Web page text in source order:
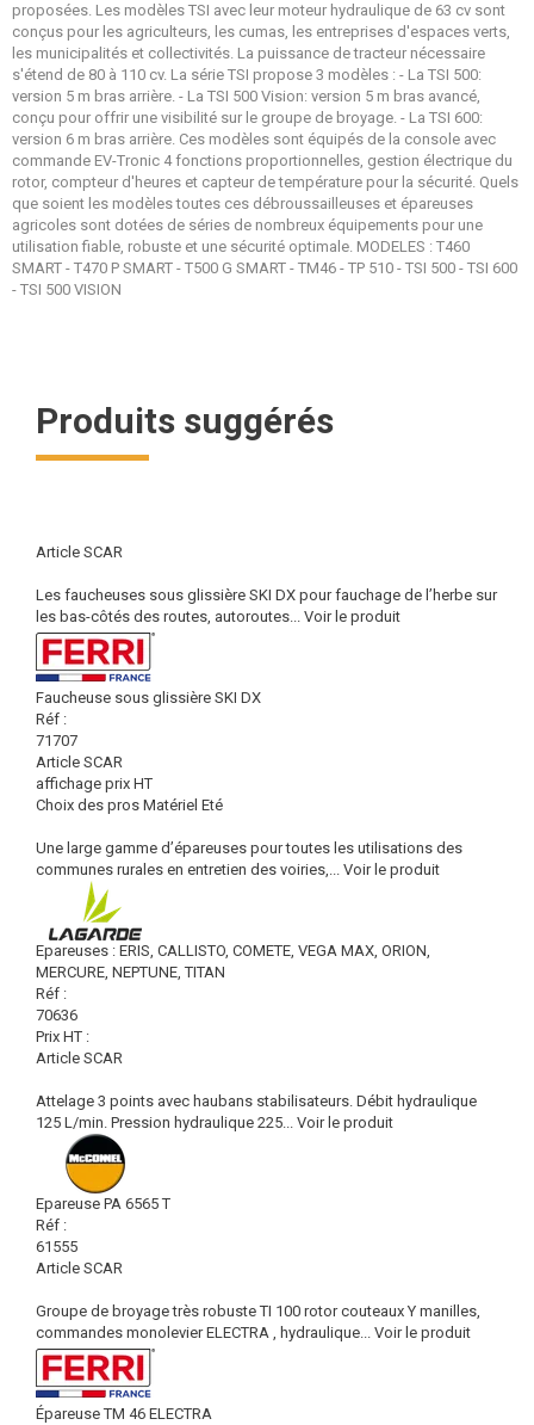
proposées. Les modèles TSI avec leur moteur hydraulique de 63 cv sont
conçus pour les agriculteurs, les cumas, les entreprises d'espaces verts,
les municipalités et collectivités. La puissance de tracteur nécessaire
s'étend de 80 à 110 cv. La série TSI propose 3 modèles : - La TSI 500:
version 5 m bras arrière. - La TSI 500 Vision: version 5 m bras avancé,
conçu pour offrir une visibilité sur le groupe de broyage. - La TSI 600:
version 6 m bras arrière. Ces modèles sont équipés de la console avec
commande EV-Tronic 4 fonctions proportionnelles, gestion électrique du
rotor, compteur d'heures et capteur de température pour la sécurité. Quels
que soient les modèles toutes ces débroussailleuses et épareuses
agricoles sont dotées de séries de nombreux équipements pour une
utilisation fiable, robuste et une sécurité optimale. MODELES : T460
SMART - T470 P SMART - T500 G SMART - TM46 - TP 510 - TSI 500 - TSI 600
- TSI 500 VISION
Produits suggérés
Article SCAR
Les faucheuses sous glissière SKI DX pour fauchage de l’herbe sur
les bas-côtés des routes, autoroutes... Voir le produit
Faucheuse sous glissière SKI DX
Réf :
71707
Article SCAR
affichage prix HT
Choix des pros Matériel Eté
Une large gamme d’épareuses pour toutes les utilisations des
communes rurales en entretien des voiries,... Voir le produit
Epareuses : ERIS, CALLISTO, COMETE, VEGA MAX, ORION,
MERCURE, NEPTUNE, TITAN
Réf :
70636
Prix HT :
Article SCAR
Attelage 3 points avec haubans stabilisateurs. Débit hydraulique
125 L/min. Pression hydraulique 225... Voir le produit
Epareuse PA 6565 T
Réf :
61555
Article SCAR
Groupe de broyage très robuste TI 100 rotor couteaux Y manilles,
commandes monolevier ELECTRA , hydraulique... Voir le produit
Épareuse TM 46 ELECTRA